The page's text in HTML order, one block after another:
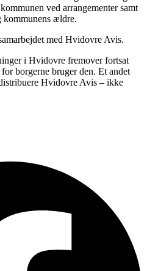
ved arrangementer samt
kommunens ældre.
med Hvidovre Avis.
i Hvidovre fremover fortsat
borgerne bruger den. Et andet
Hvidovre Avis – ikke